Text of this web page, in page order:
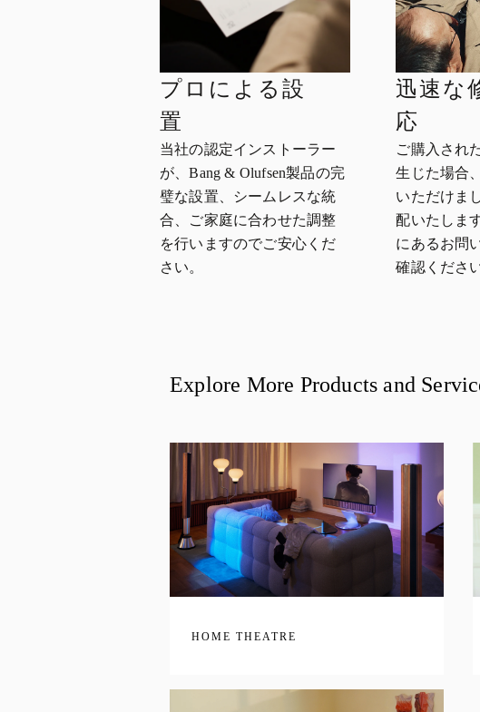
プロによる設
置
当社の認定インストーラー
が、Bang & Olufsen製品の完
璧な設置、シームレスな統
合、ご家庭に合わせた調整
を行いますのでご安心くだ
さい。
迅速な
応
ご購入され
生じた場合
いただけま
配いたしま
にあるお問
確認くださ
Explore More Products and
HOME THEATRE